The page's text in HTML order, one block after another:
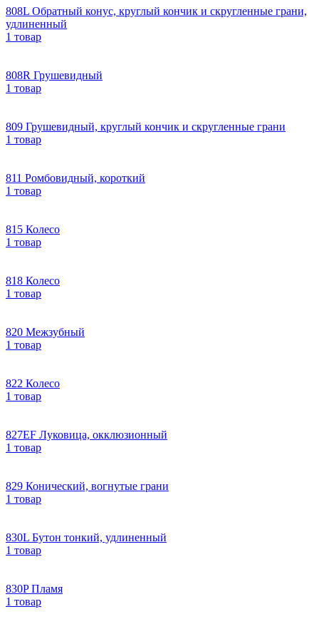
808L Обратный конус, круглый кончик и скругленные грани,
удлиненный
1 товар
808R Грушевидный
1 товар
809 Грушевидный, круглый кончик и скругленные грани
1 товар
811 Ромбовидный, короткий
1 товар
815 Колесо
1 товар
818 Колесо
1 товар
820 Межзубный
1 товар
822 Колесо
1 товар
827EF Луковица, окклюзионный
1 товар
829 Конический, вогнутые грани
1 товар
830L Бутон тонкий, удлиненный
1 товар
830P Пламя
1 товар